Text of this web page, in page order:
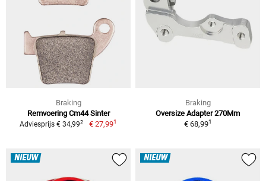
Braking
Remvoering Cm44 Sinter
Adviesprijs € 34,992 € 27,991
Braking
Oversize Adapter 270Mm
€ 68,991
NIEUW NIEUW